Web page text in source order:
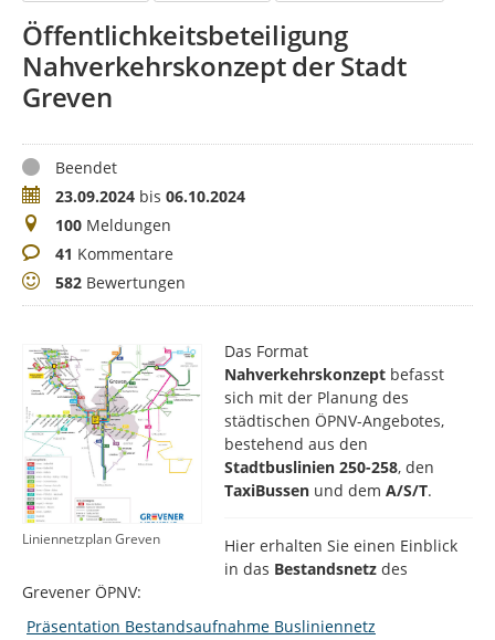
Öffentlichkeitsbeteiligung
Nahverkehrskonzept der Stadt
Greven
StatusBeendet
Zeitraum23.09.2024 bis 06.10.2024
Meldungen
100 Meldungen
Kommentare
41 Kommentare
Bewertungen
582 Bewertungen
Liniennetzplan Greven
Das Format
Nahverkehrskonzept befasst
sich mit der Planung des
städtischen ÖPNV-Angebotes,
bestehend aus den
Stadtbuslinien 250-258, den
TaxiBussen und demA/S/T.
Hier erhalten Sie einen Einblick
in das Bestandsnetz des
Grevener ÖPNV:
Präsentation Bestandsaufnahme Busliniennetz